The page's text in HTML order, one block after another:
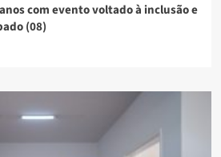
com evento voltado à inclusão e
(08)